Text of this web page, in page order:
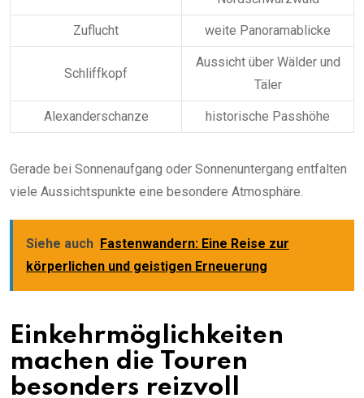
Zuflucht weite Panoramablicke
Schliffkopf
Aussicht über Wälder und
Täler
Alexanderschanze historische Passhöhe
Gerade bei Sonnenaufgang oder Sonnenuntergang entfalten
viele Aussichtspunkte eine besondere Atmosphäre.
Siehe auch Fastenwandern: Eine Reise zur
körperlichen und geistigen Erneuerung
Einkehrmöglichkeiten
machen die Touren
besonders reizvoll